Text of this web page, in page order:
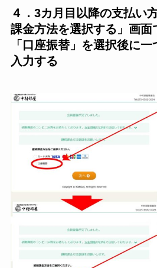
４．3カ月目以降の支払い
課金方法を選択する」画面
「口座振替」を選択後に
入力する